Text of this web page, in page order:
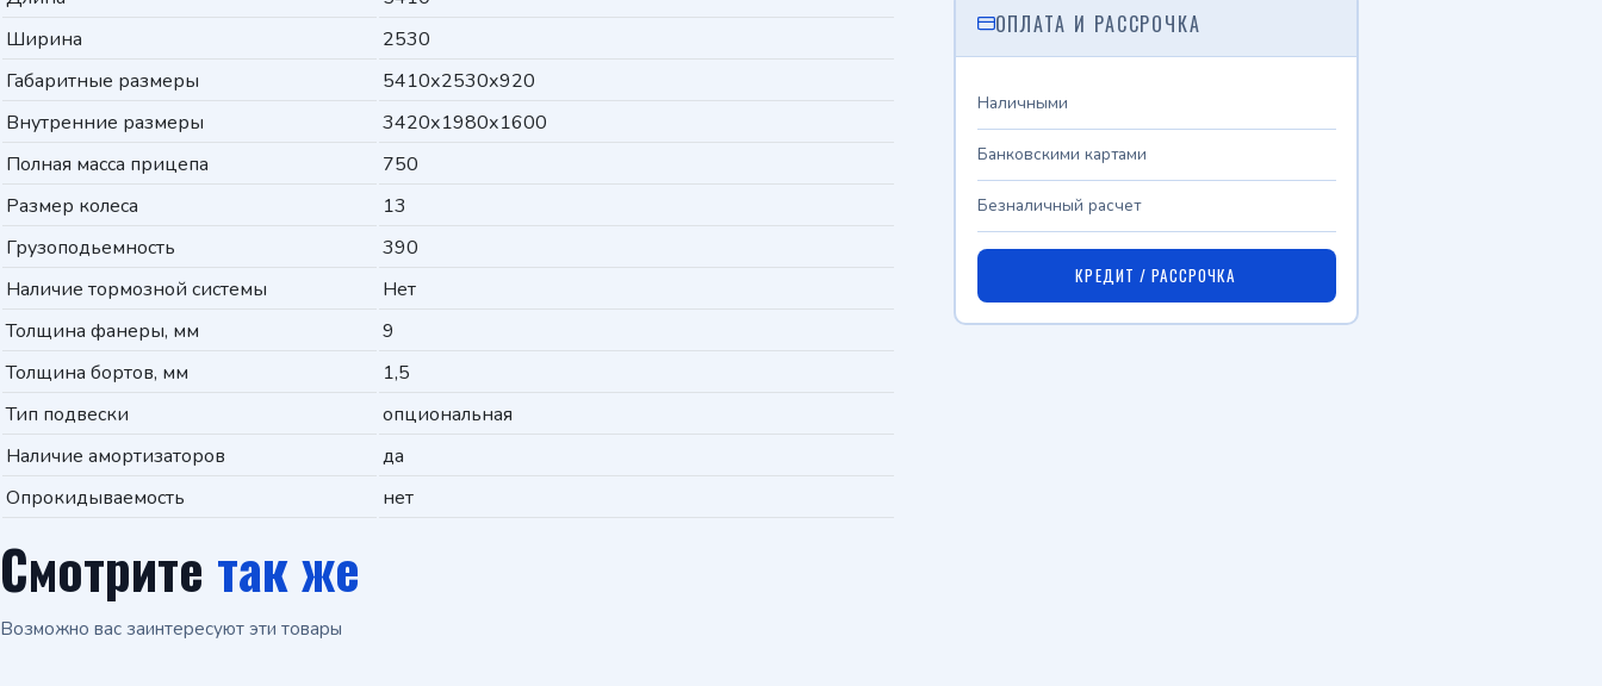
Ширина
2530
Габаритные размеры
5410х2530х920
Внутренние размеры
3420х1980х1600
Полная масса прицепа
750
Размер колеса
13
Грузоподьемность
390
Наличие тормозной системы
Нет
Толщина фанеры, мм
9
Толщина бортов, мм
1,5
Тип подвески
опциональная
Наличие амортизаторов
да
Опрокидываемость
нет
ОПЛАТА И РАССРОЧКА
Наличными
Банковскими картами
Безналичный расчет
КРЕДИТ / РАССРОЧКА
Смотрите так же
Возможно вас заинтересуют эти товары